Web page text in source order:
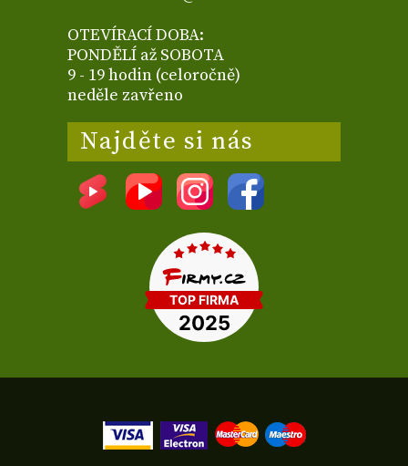
OTEVÍRACÍ DOBA:
PONDĚLÍ až SOBOTA
9 - 19 hodin (celoročně)
neděle zavřeno
Najděte si nás